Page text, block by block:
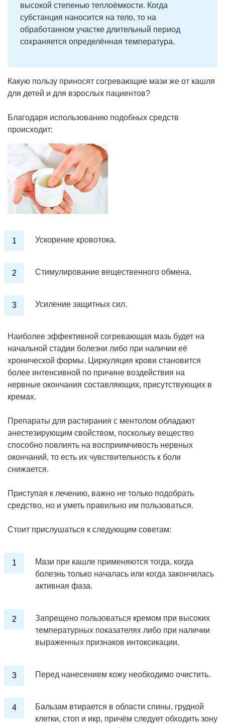
высокой степенью теплоёмкости. Когда
субстанция наносится на тело, то на
обработанном участке длительный период
сохраняется определённая температура.
Какую пользу приносят согревающие мази же от кашля
для детей и для взрослых пациентов?
Благодаря использованию подобных средств
происходит:
Ускорение кровотока.
Стимулирование вещественного обмена.
Усиление защитных сил.
Наиболее эффективной согревающая мазь будет на
начальной стадии болезни либо при наличии её
хронической формы. Циркуляция крови становится
более интенсивной по причине воздействия на
нервные окончания составляющих, присутствующих в
кремах.
Препараты для растирания с ментолом обладают
анестезирующим свойством, поскольку вещество
способно повлиять на восприимчивость нервных
окончаний, то есть их чувствительность к боли
снижается.
Приступая к лечению, важно не только подобрать
средство, но и уметь правильно им пользоваться.
Стоит прислушаться к следующим советам:
Мази при кашле применяются тогда, когда
болезнь только началась или когда закончилась
активная фаза.
Запрещено пользоваться кремом при высоких
температурных показателях либо при наличии
выраженных признаков интоксикации.
Перед нанесением кожу необходимо очистить.
Бальзам втирается в области спины, грудной
клетки, стоп и икр, причём следует обходить зону